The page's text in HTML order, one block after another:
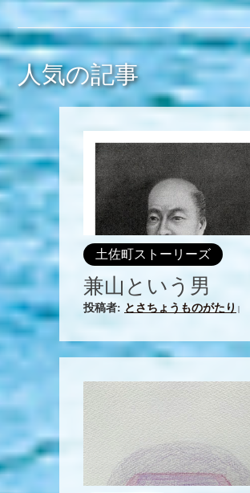
人気の記事
土佐町ストーリーズ
兼山という男
投稿者: とさちょうものがたり